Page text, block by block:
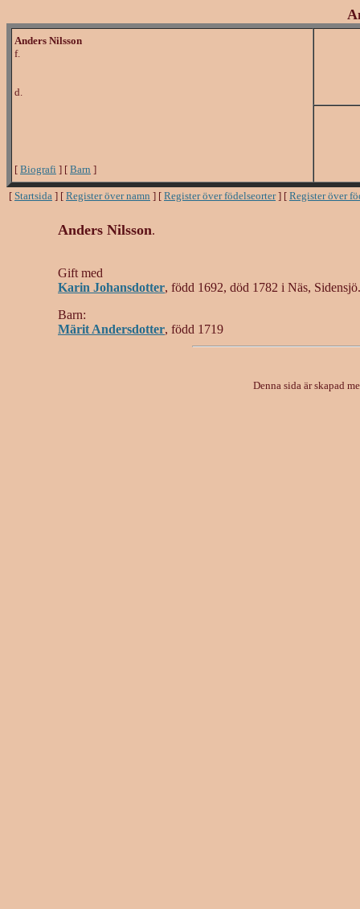
Anders Nilsson
f.
d.
[ Biografi ] [ Barn ]
[ Startsida ] [ Register över namn ] [ Register över födelseorter] [ Register över
Anders Nilsson.
Gift med
Karin Johansdotter, född 1692, död 1782 i Näs, Sidensjö.
Barn:
Märit Andersdotter, född 1719
Denna sida är skapad